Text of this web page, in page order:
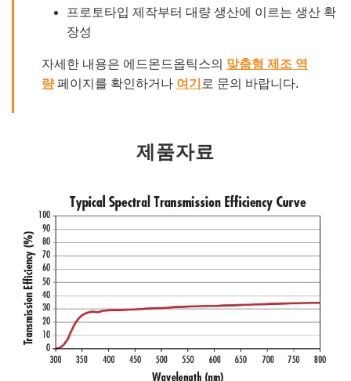
프로토타입 제작부터 대량 생산에 이르는 생산 확
장성
자세한 내용은 에드몬드옵틱스의 맞춤형 제조 역
량페이지를 확인하거나 여기 로 문의 바랍니다.
제품자료